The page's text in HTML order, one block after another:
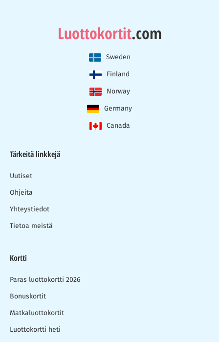
Luottokortit.com
Sweden
Finland
Norway
Germany
Canada
Tärkeitä linkkejä
Uutiset
Ohjeita
Yhteystiedot
Tietoa meistä
Kortti
Paras luottokortti 2026
Bonuskortit
Matkaluottokortit
Luottokortti heti